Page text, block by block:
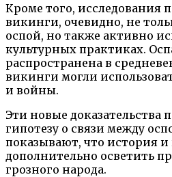
Кроме того, исследования
викинги, очевидно, не
оспой, но также активно
культурных практиках.
распространена в
викинги могли
и войны.
Эти новые доказательства
гипотезу о связи между
показывают, что история и
дополнительно осветить
грозного народа.